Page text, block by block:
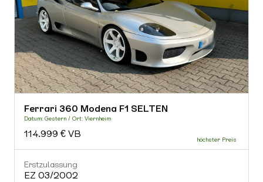
Kraftstoffart
-
Kilometerstand in km
-
-
Ferrari 360 Modena F1 SELTEN
Datum: Gestern / Ort: Viernheim
114.999 € VB
Erstzulassung
EZ 03/2002